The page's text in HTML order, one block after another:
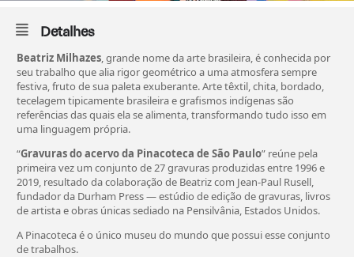
Detalhes
Beatriz Milhazes, grande nome da arte brasileira, é conhecida por
seu trabalho que alia rigor geométrico a uma atmosfera sempre
festiva, fruto de sua paleta exuberante. Arte têxtil, chita, bordado,
tecelagem tipicamente brasileira e grafismos indígenas são
referências das quais ela se alimenta, transformando tudo isso em
uma linguagem própria.
“Gravuras do acervo da Pinacoteca de São Paulo” reúne pela
primeira vez um conjunto de 27 gravuras produzidas entre 1996 e
2019, resultado da colaboração de Beatriz com Jean-Paul Rusell,
fundador da Durham Press — estúdio de edição de gravuras, livros
de artista e obras únicas sediado na Pensilvânia, Estados Unidos.
A Pinacoteca é o único museu do mundo que possui esse conjunto
de trabalhos.